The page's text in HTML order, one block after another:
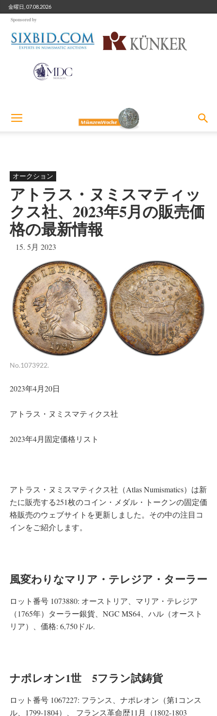
金曜日, 07.08.2026
Sponsored by
オークション
アトラス・ヌミスマティッ
クス社、2023年5月の販売価
格の最新情報
15. 5月 2023
No.1073922.
2023年4月20日
アトラス・ヌミスマティクス社
2023年4月固定価格リスト
アトラス・ヌミスマティクス社（Atlas Numismatics）は新
たに販売する251枚のコイン・メダル・トークンの固定価
格販売のウェブサイトを更新しました。その中の注目コ
インをご紹介します。
風変わりなマリア・テレジア・ターラー
ロット番号 1073880: オーストリア、マリア・テレジア
（1765年）ターラー銀貨、NGC MS64、ハル（オースト
リア）、価格: 6,750ドル.
ナポレオン1世 5フラン試鋳貨
ロット番号 1067227: フランス、ナポレオン（第1コンス
ル、1799-1804）、 フランス革命歴11月（1802-1803